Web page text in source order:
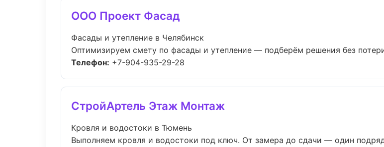
ООО Проект Фасад
Фасады и утепление в Челябинск
Оптимизируем смету по фасады и утепление — подберём решения без
Телефон: +7-904-935-29-28
СтройАртель Этаж Монтаж
Кровля и водостоки в Тюмень
Выполняем кровля и водостоки под ключ. От замера до сдачи — один